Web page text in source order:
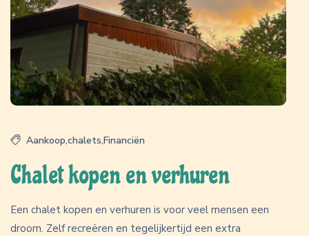
Aankoop,chalets,Financiën
Chalet kopen en verhuren
Een chalet kopen en verhuren is voor veel mensen een
droom. Zelf recreëren en tegelijkertijd een extra